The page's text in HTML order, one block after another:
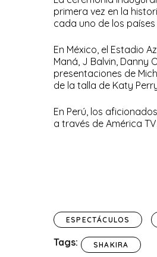
primera vez en la
cada uno de los
En México, el Estadio
Maná, J Balvin, Danny
presentaciones de
de la talla de Katy
En Perú, los
a través de América
ESPECTÁCULOS
Tags: SHAKIRA